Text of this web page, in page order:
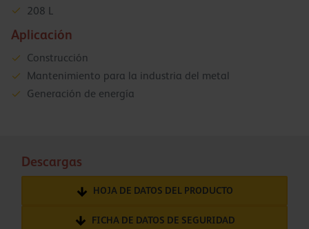
208 L
Aplicación
Construcción
Mantenimiento para la industria del metal
Generación de energía
Descargas
HOJA DE DATOS DEL PRODUCTO
FICHA DE DATOS DE SEGURIDAD